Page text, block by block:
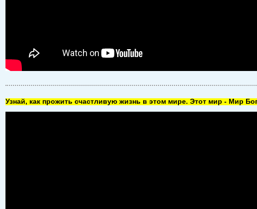
Узнай, как прожить счастливую жизнь в этом мире. Этот мир - Мир